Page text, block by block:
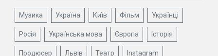
Музика Україна Київ Фільм Українці
Росія Українська мова Європа Історія
Продюсер Львів Театр Instagram